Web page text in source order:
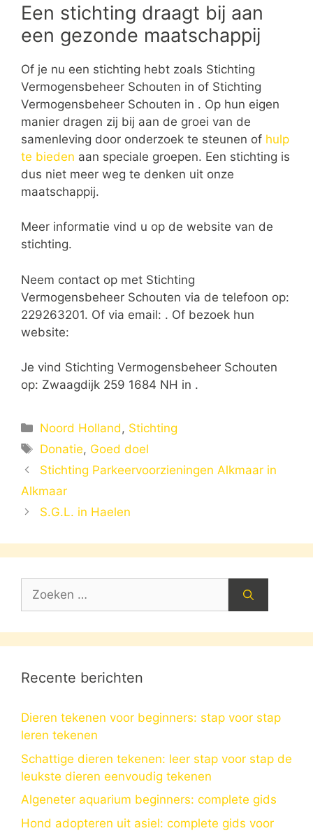
Een stichting draagt bij aan
een gezonde maatschappij
Of je nu een stichting hebt zoals Stichting
Vermogensbeheer Schouten in of Stichting
Vermogensbeheer Schouten in . Op hun eigen
manier dragen zij bij aan de groei van de
samenleving door onderzoek te steunen of hulp
te bieden aan speciale groepen. Een stichting is
dus niet meer weg te denken uit onze
maatschappij.
Meer informatie vind u op de website van de
stichting.
Neem contact op met Stichting
Vermogensbeheer Schouten via de telefoon op:
229263201. Of via email: . Of bezoek hun
website:
Je vind Stichting Vermogensbeheer Schouten
op: Zwaagdijk 259 1684 NH in .
Categorieën
Noord Holland, Stichting
Tags
Donatie, Goed doel
Stichting Parkeervoorzieningen Alkmaar in
Alkmaar
S.G.L. in Haelen
Zoek
Recente berichten
Dieren tekenen voor beginners: stap voor stap
leren tekenen
Schattige dieren tekenen: leer stap voor stap de
leukste dieren eenvoudig tekenen
Algeneter aquarium beginners: complete gids
Hond adopteren uit asiel: complete gids voor